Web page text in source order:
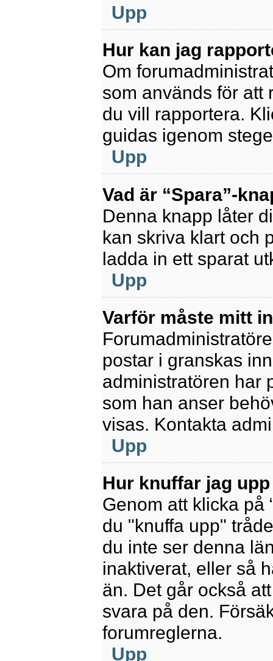
Upp
Hur kan jag
Om
som används för att
du vill rapportera.
guidas igenom
Upp
Vad är “Spara”-
Denna knapp låter
kan skriva klart och
ladda in ett sparat
Upp
Varför måste mitt
postar i granskas
administratören har
som han anser
visas. Kontakta
Upp
Hur knuffar jag
Genom att klicka på
du "knuffa upp"
du inte ser denna
inaktiverat, eller så
än. Det går också
svara på den.
forumreglerna.
Upp